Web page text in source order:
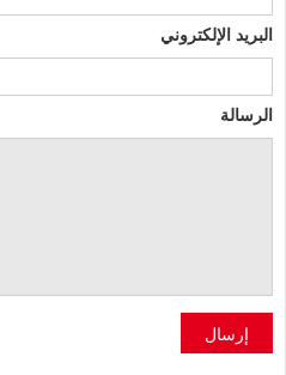
البريد الإلكتروني
الرسالة
إرسال